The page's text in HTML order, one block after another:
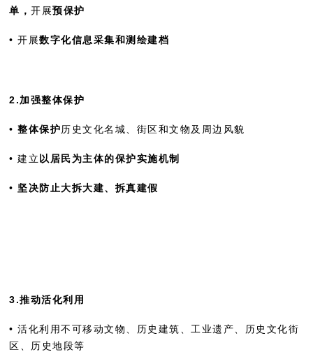
单，开展预保护
• 开展数字化信息采集和测绘建档
2.加强整体保护
•整体保护历史文化名城、街区和文物及周边风貌
• 建立 以居民为主体的保护实施机制
• 坚决防止大拆大建、拆真建假
3.推动活化利用
• 活化利用不可移动文物、历史建筑、工业遗产、历史文化街
区、历史地段等